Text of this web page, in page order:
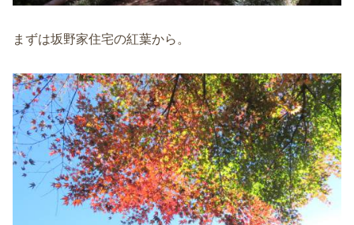
まずは坂野家住宅の紅葉から。